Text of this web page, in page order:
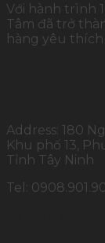
Với hành trình
Tâm đã trở
hàng yêu thích
Address: 180
Khu phố 13,
Tỉnh Tây Ninh
Tel: